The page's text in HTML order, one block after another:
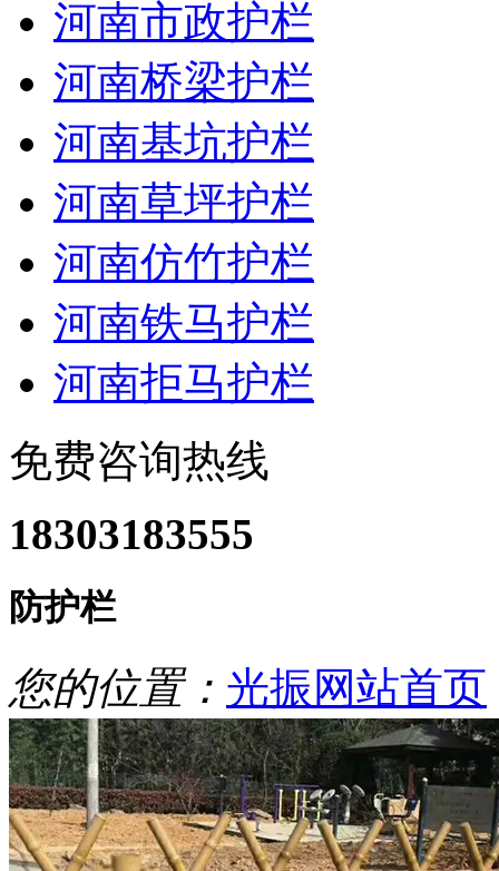
河南市政护栏
河南桥梁护栏
河南基坑护栏
河南草坪护栏
河南仿竹护栏
河南铁马护栏
河南拒马护栏
免费咨询热线
18303183555
防护栏
您的位置： 光振网站首页